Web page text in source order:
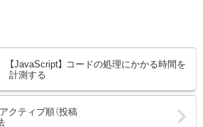
【JavaScript】 コードの処理にかかる時間を
計測する
アクティブ順（投稿